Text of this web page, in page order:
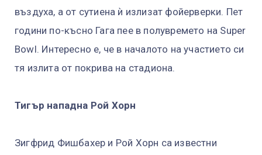
въздуха, а от сутиена ѝ излизат фойерверки. Пет
години по-късно Гага пее в полувремето на Super
Bowl. Интересно е, че в началото на участието си
тя излита от покрива на стадиона.
Тигър нападна Рой Хорн
Зигфрид Фишбахер и Рой Хорн са известни